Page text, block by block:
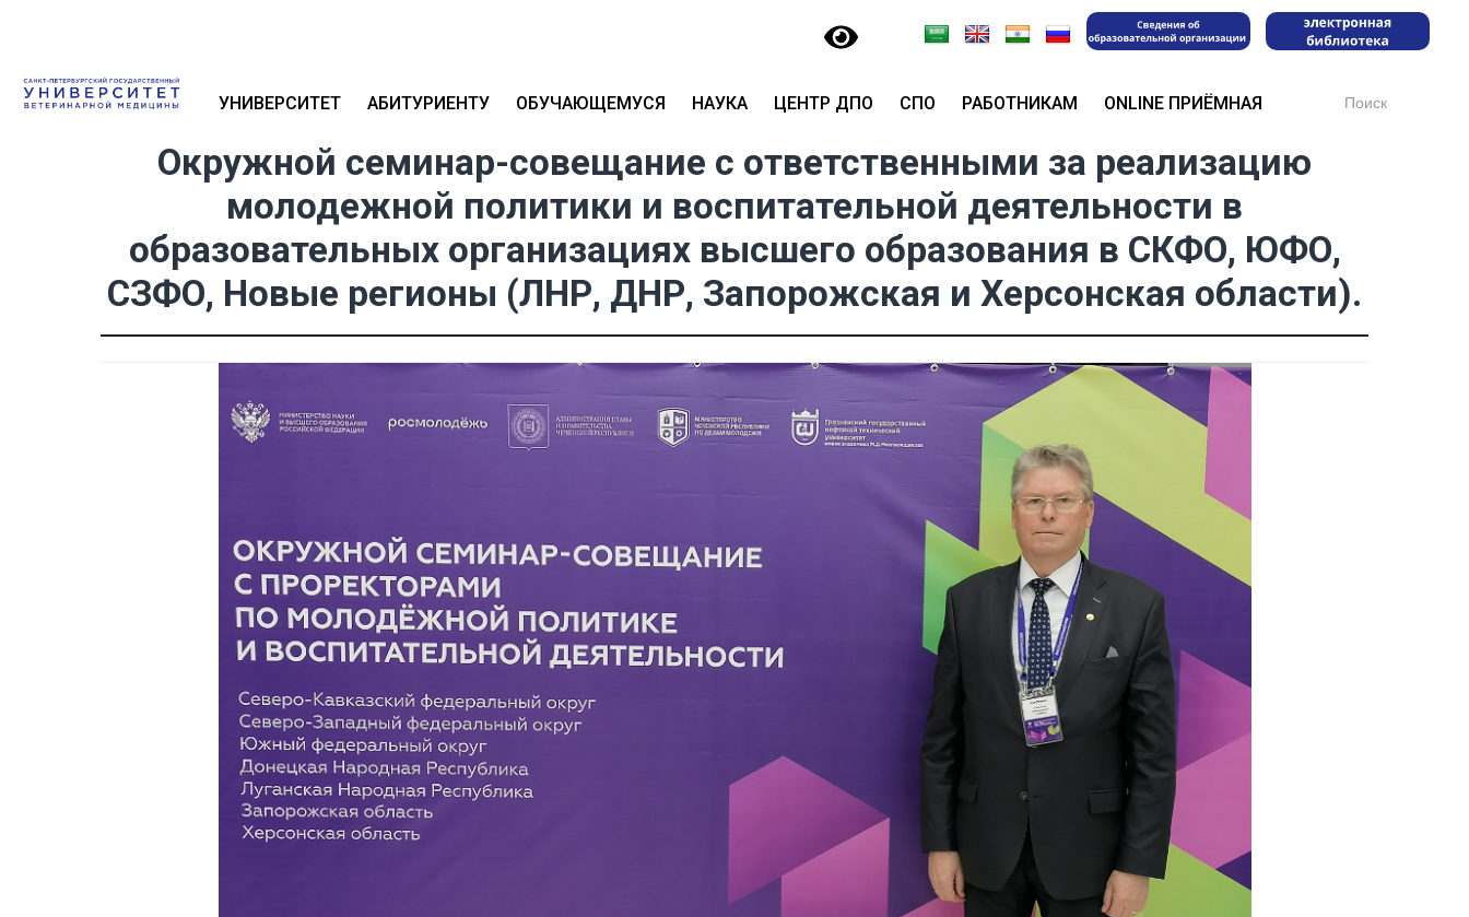
УНИВЕРСИТЕТ АБИТУРИЕНТУ ОБУЧАЮЩЕМУСЯ НАУКА ЦЕНТР ДПО СПО РАБОТНИКАМ ONLINE ПРИЁМНАЯ for:
Окружной семинар-совещание с ответственными за реализацию
молодежной политики и воспитательной деятельности в
образовательных организациях высшего образования в СКФО, ЮФО,
СЗФО, Новые регионы (ЛНР, ДНР, Запорожская и Херсонская области).